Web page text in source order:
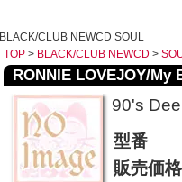
BLACK/CLUB NEWCD SOUL
TOP > BLACK/CLUB NEWCD >
RONNIE LOVEJOY/My
90's
型番
販売価格